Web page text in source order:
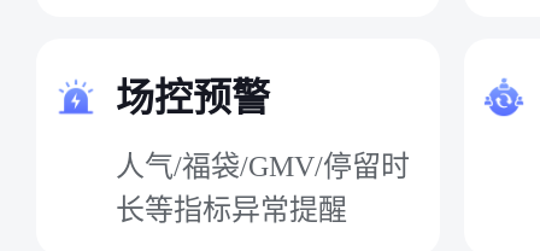
场控预警
人气/福袋/GMV/停留时
长等指标异常提醒